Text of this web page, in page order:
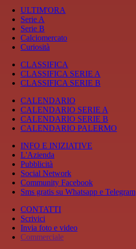
ULTIM'ORA
Serie A
Serie B
Calciomercato
Curiosità
CLASSIFICA
CLASSIFICA SERIE A
CLASSIFICA SERIE B
CALENDARIO
CALENDARIO SERIE A
CALENDARIO SERIE B
CALENDARIO PALERMO
INFO E INIZIATIVE
L'Azienda
Pubblicità
Social Network
Community Facebook
Sms gratis su Whatsapp e Telegram
CONTATTI
Scrivici
Invia foto e video
Commerciale